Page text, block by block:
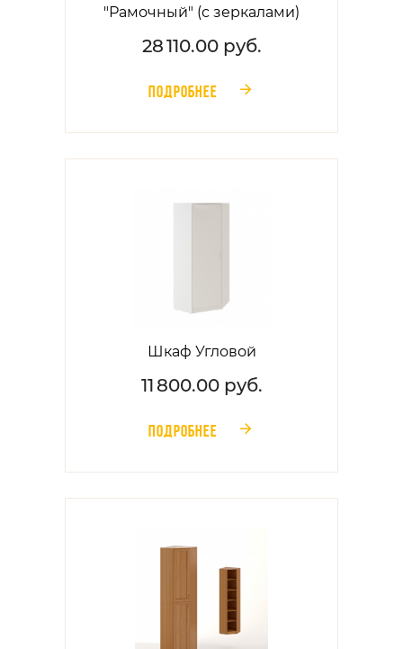
"Рамочный" (с зеркалами)
28 110.00 руб.
ПОДРОБНЕЕ 󰁔
Шкаф Угловой
11 800.00 руб.
ПОДРОБНЕЕ 󰁔